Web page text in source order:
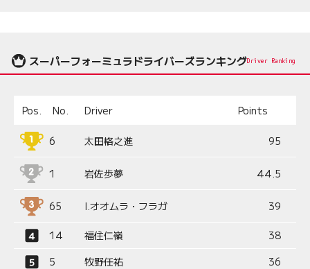
スーパーフォーミュラドライバーズランキングDriver Ranking
Pos. No. Driver Points
6 太田格之進 95
1 岩佐歩夢 44.5
65 I.オオムラ・フラガ 39
14 福住仁嶺
38
5
牧野任祐 36